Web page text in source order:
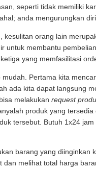
seperti tidak memiliki
anda mengurungkan
kesulitan orang lain
untuk membantu
yang memfasilitasi
Pertama kita
ada kita dapat langsung
melakukan request
produk yang tersedia
tersebut. Butuh 1x24
barang yang diinginkan
dan melihat total harga